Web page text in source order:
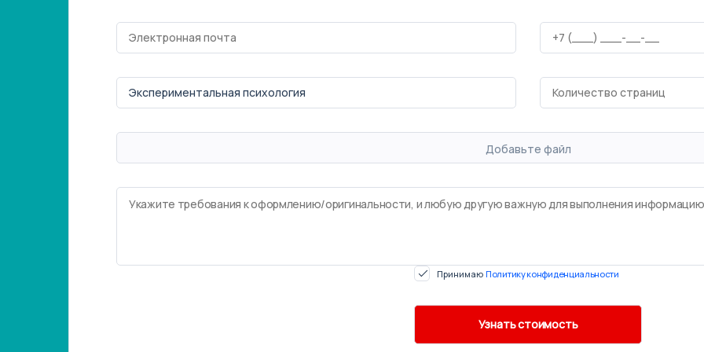
Добавьте файл
Принимаю Политику конфиденциальности